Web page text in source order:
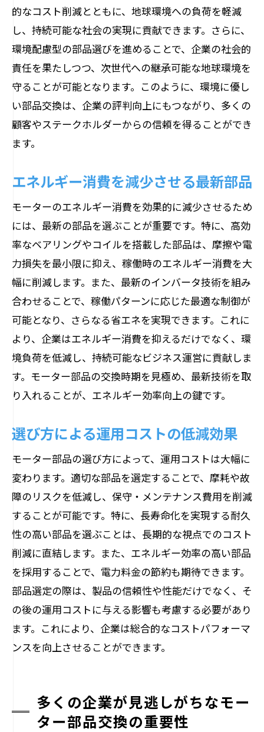
的なコスト削減とともに、地球環境への負荷を軽減
し、持続可能な社会の実現に貢献できます。さらに、
環境配慮型の部品選びを進めることで、企業の社会的
責任を果たしつつ、次世代への継承可能な地球環境を
守ることが可能となります。このように、環境に優し
い部品交換は、企業の評判向上にもつながり、多くの
顧客やステークホルダーからの信頼を得ることができ
ます。
エネルギー消費を減少させる最新部品
モーターのエネルギー消費を効果的に減少させるため
には、最新の部品を選ぶことが重要です。特に、高効
率なベアリングやコイルを搭載した部品は、摩擦や電
力損失を最小限に抑え、稼働時のエネルギー消費を大
幅に削減します。また、最新のインバータ技術を組み
合わせることで、稼働パターンに応じた最適な制御が
可能となり、さらなる省エネを実現できます。これに
より、企業はエネルギー消費を抑えるだけでなく、環
境負荷を低減し、持続可能なビジネス運営に貢献しま
す。モーター部品の交換時期を見極め、最新技術を取
り入れることが、エネルギー効率向上の鍵です。
選び方による運用コストの低減効果
モーター部品の選び方によって、運用コストは大幅に
変わります。適切な部品を選定することで、摩耗や故
障のリスクを低減し、保守・メンテナンス費用を削減
することが可能です。特に、長寿命化を実現する耐久
性の高い部品を選ぶことは、長期的な視点でのコスト
削減に直結します。また、エネルギー効率の高い部品
を採用することで、電力料金の節約も期待できます。
部品選定の際は、製品の信頼性や性能だけでなく、そ
の後の運用コストに与える影響も考慮する必要があり
ます。これにより、企業は総合的なコストパフォーマ
ンスを向上させることができます。
多くの企業が見逃しがちなモー
ター部品交換の重要性